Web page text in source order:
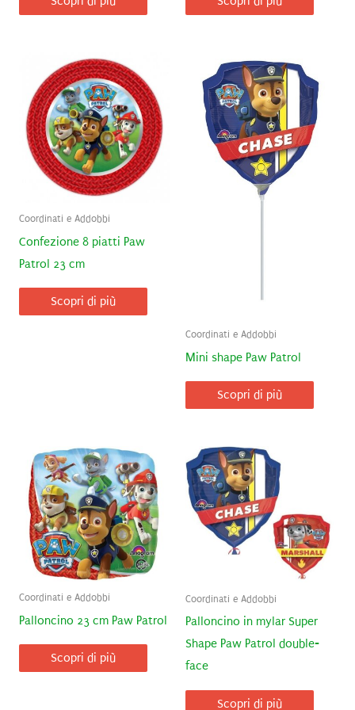
Coordinati e Addobbi
Confezione 8 piatti Paw
Patrol 23 cm
Scopri di più
Coordinati e Addobbi
Mini shape Paw Patrol
Scopri di più
Coordinati e Addobbi
Palloncino 23 cm Paw Patrol
Scopri di più
Coordinati e Addobbi
Palloncino in mylar Super
Shape Paw Patrol double-
face
Scopri di più